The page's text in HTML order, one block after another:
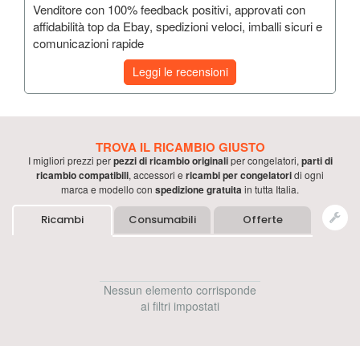
Venditore con 100% feedback positivi, approvati con
affidabilità top da Ebay, spedizioni veloci, imballi sicuri e
comunicazioni rapide
Leggi le recensioni
TROVA IL RICAMBIO GIUSTO
I migliori prezzi perpezzi di ricambio originalipercongelatori, parti di
ricambio compatibili, accessori e ricambi percongelatoridi ogni
marca e modello con spedizione gratuitain tutta Italia.
Ricambi Consumabili Offerte
Nessun elemento corrisponde
ai filtri impostati